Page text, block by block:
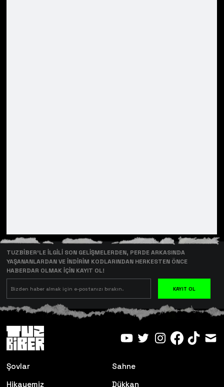
TUZBİBER’LE İLGİLİ SON GELİŞMELERDEN, PERDE ARKASINDA
YAŞANANLARDAN VE İNDİRİM KODLARINDAN HERKESTEN ÖNCE
HABERDAR OLMAK İÇİN KAYIT OL!
KAYIT OL
Şovlar
Sahne
Hikayemiz
Dükkan